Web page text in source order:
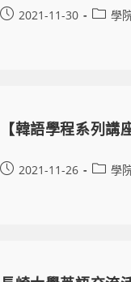
2021-11-30 學
【韓語學程系列
2021-11-26 學